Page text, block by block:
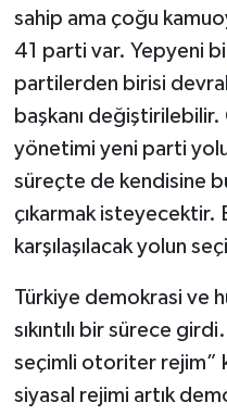
sahip ama çoğu
41 parti var. Yepyeni
partilerden birisi
başkanı değiştirilebilir.
yönetimi yeni parti
süreçte de kendisine
çıkarmak isteyecektir.
karşılaşılacak yolun
Türkiye demokrasi ve
sıkıntılı bir sürece
seçimli otoriter rejim”
siyasal rejimi artık